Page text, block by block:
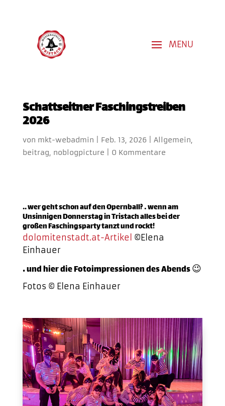
Schattseitner Faschingstreiben
2026
von mkt-webadmin Feb. 13, 2026 Allgemein,
beitrag, noblogpicture 0 Kommentare
.. wer geht schon auf den Opernball? … wenn am
Unsinnigen Donnerstag in Tristach alles bei der
großen Faschingsparty tanzt und rockt!
dolomitenstadt.at-Artikel ©Elena
Einhauer
… und hier die Fotoimpressionen des Abends 😉
Fotos © Elena Einhauer